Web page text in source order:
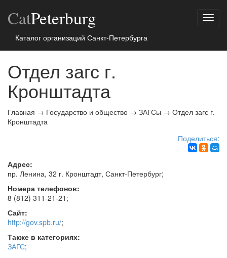
CatPeterburg
Каталог организаций Санкт-Петербурга
Отдел загс г.
Кронштадта
Главная → Государство и общество → ЗАГСы → Отдел загс г.
Кронштадта
Поделиться:
Адрес:
пр. Ленина, 32 г. Кронштадт, Санкт-Петербург;
Номера телефонов:
8 (812) 311-21-21 ;
Сайт:
http://gov.spb.ru/;
Также в категориях:
ЗАГС;